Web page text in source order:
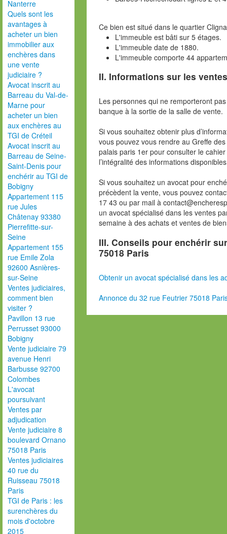
Nanterre
Quels sont les
avantages à
acheter un bien
immobilier aux
enchères dans
une vente
judiciaire ?
Avocat inscrit au
Barreau du Val-de-
Marne pour
acheter un bien
aux enchères au
TGI de Créteil
Avocat inscrit au
Barreau de Seine-
Saint-Denis pour
enchérir au TGI de
Bobigny
Appartement 115
rue Jules
Châtenay 93380
Pierrefitte-sur-
Seine
Appartement 155
rue Emile Zola
92600 Asnières-
sur-Seine
Ventes judiciaires,
comment bien
visiter ?
Pavillon 13 rue
Perrusset 93000
Bobigny
Vente judiciaire 79
avenue Henri
Barbusse 92700
Colombes
L'avocat
poursuivant
Ventes par
adjudication
Vente judiciaire 8
boulevard Ornano
75018 Paris
Ventes judiciaires
40 rue du
Ruisseau 75018
Paris
TGI de Paris : les
surenchères du
mois d'octobre
2015
Ce bien est situé dans le quartier
L'immeuble est bâti sur 5 étages.
L'immeuble date de 1880.
L'immeuble comporte 44
II. Informations sur les
Les personnes qui ne remporteront
banque à la sortie de la salle de vente.
Si vous souhaitez obtenir plus
vous pouvez vous rendre au Greffe
palais paris 1er pour consulter le
l’intégralité des informations
Si vous souhaitez un avocat pour
précèdent la vente, vous pouvez
17 43 ou par mail à
un avocat spécialisé dans les ventes
semaine à des achats et ventes de
III. Conseils pour enchérir
75018 Paris
Obtenir un avocat spécialisé dans les
Annonce du 32 rue Feutrier 75018